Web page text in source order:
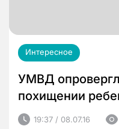
Интересное
УМВД
похищении
19:37 / 08.07.16